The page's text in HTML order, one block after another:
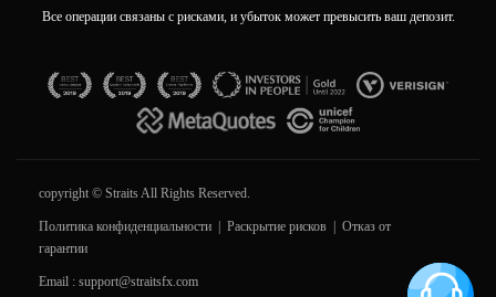
Все операции связаны с рисками, и убыток может превысить ваш депозит.
copyright © Straits All Rights Reserved.
Политика конфиденциальности | Раскрытие рисков | Отказ от
гарантии
Email : support@straitsfx.com